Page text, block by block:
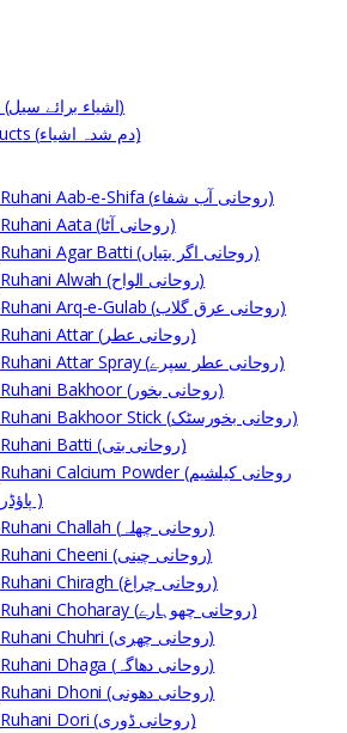
On Sale Products (اشیاء برائے سیل)
Dum Shuda Products (دم شدہ اشیاء)
Ruhani Aab-e-Shifa (روحانی آب شفاء)
Ruhani Aata (روحانی آٹا)
Ruhani Agar Batti (روحانی اگر بتیاں)
Ruhani Alwah (روحانی الواح)
Ruhani Arq-e-Gulab (روحانی عرق گلاب)
Ruhani Attar (روحانی عطر)
Ruhani Attar Spray (روحانی عطر سپرے)
Ruhani Bakhoor (روحانی بخور)
Ruhani Bakhoor Stick (روحانی بخورسٹک)
Ruhani Batti (روحانی بتی)
Ruhani Calcium Powder (روحانی کیلشیم
پاؤڈر )
Ruhani Challah (روحانی چھلہ)
Ruhani Cheeni (روحانی چینی)
Ruhani Chiragh (روحانی چراغ)
Ruhani Choharay (روحانی چھوہارے)
Ruhani Chuhri (روحانی چھری)
Ruhani Dhaga (روحانی دھاگہ)
Ruhani Dhoni (روحانی دھونی)
Ruhani Dori (روحانی ڈوری)